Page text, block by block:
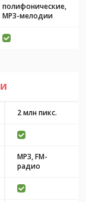
полифонические,
MP3-мелодии
2 млн пикс.
MP3, FM-
радио